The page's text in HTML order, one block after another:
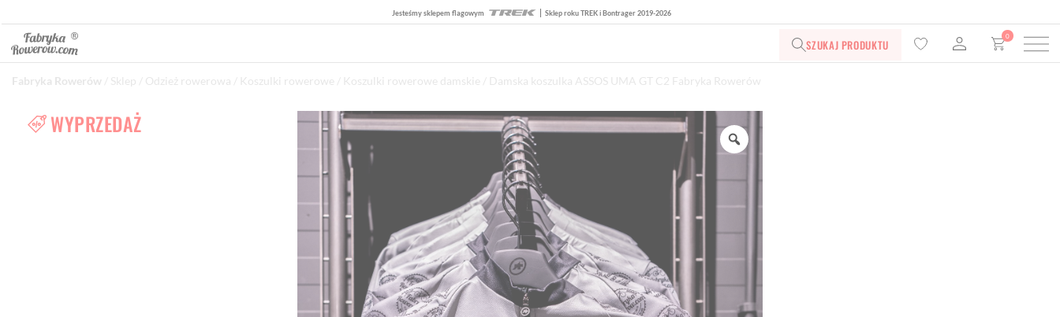
Jesteśmy sklepem flagowym Sklep roku TREK i Bontrager 2019-2026
SZUKAJ PRODUKTU
0
Fabryka Rowerów Sklep Odzież rowerowa Koszulki rowerowe Koszulki rowerowe damskie / Damska koszulka ASSOS UMA GT C2 Fabryka Rowerów
WYPRZEDAŻ